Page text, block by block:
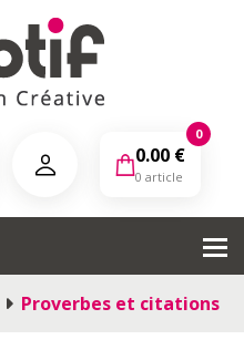
0
0.00 €
0 article
Proverbes et citations